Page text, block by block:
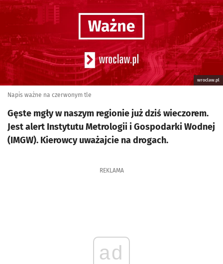
wroclaw.pl
Napis ważne na czerwonym tle
Gęste mgły w naszym regionie już dziś wieczorem.
Jest alert Instytutu Metrologii i Gospodarki Wodnej
(IMGW). Kierowcy uważajcie na drogach.
REKLAMA
ad